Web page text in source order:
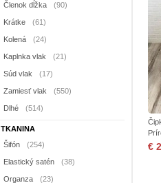
Členok dĺžka (90)
Krátke (61)
Kolená (24)
Kaplnka vlak (21)
Súd vlak (17)
Zamiesť vlak (550)
Dlhé (514)
TKANINA
Šifón
(254)
Elastický satén (38)
Organza (23)
€